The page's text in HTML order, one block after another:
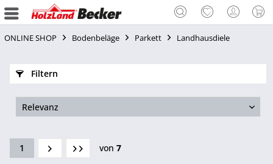
ONLINE SHOP Bodenbeläge Parkett Landhausdiele
Filtern
1 von 7